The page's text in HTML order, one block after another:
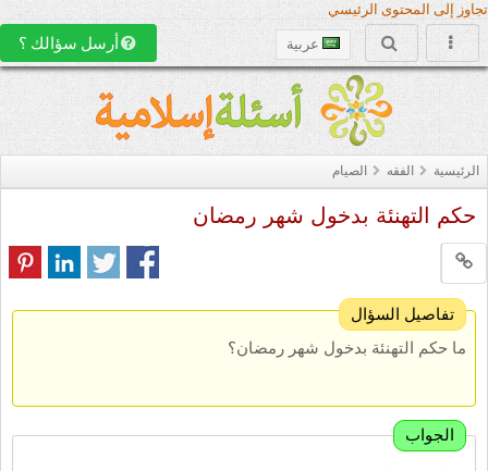
تجاوز إلى المحتوى الرئيسي
عربية أرسل سؤالك ؟
الرئيسية الفقه الصيام
حكم التهنئة بدخول شهر رمضان
تفاصيل السؤال
ما حكم التهنئة بدخول شهر رمضان؟
الجواب